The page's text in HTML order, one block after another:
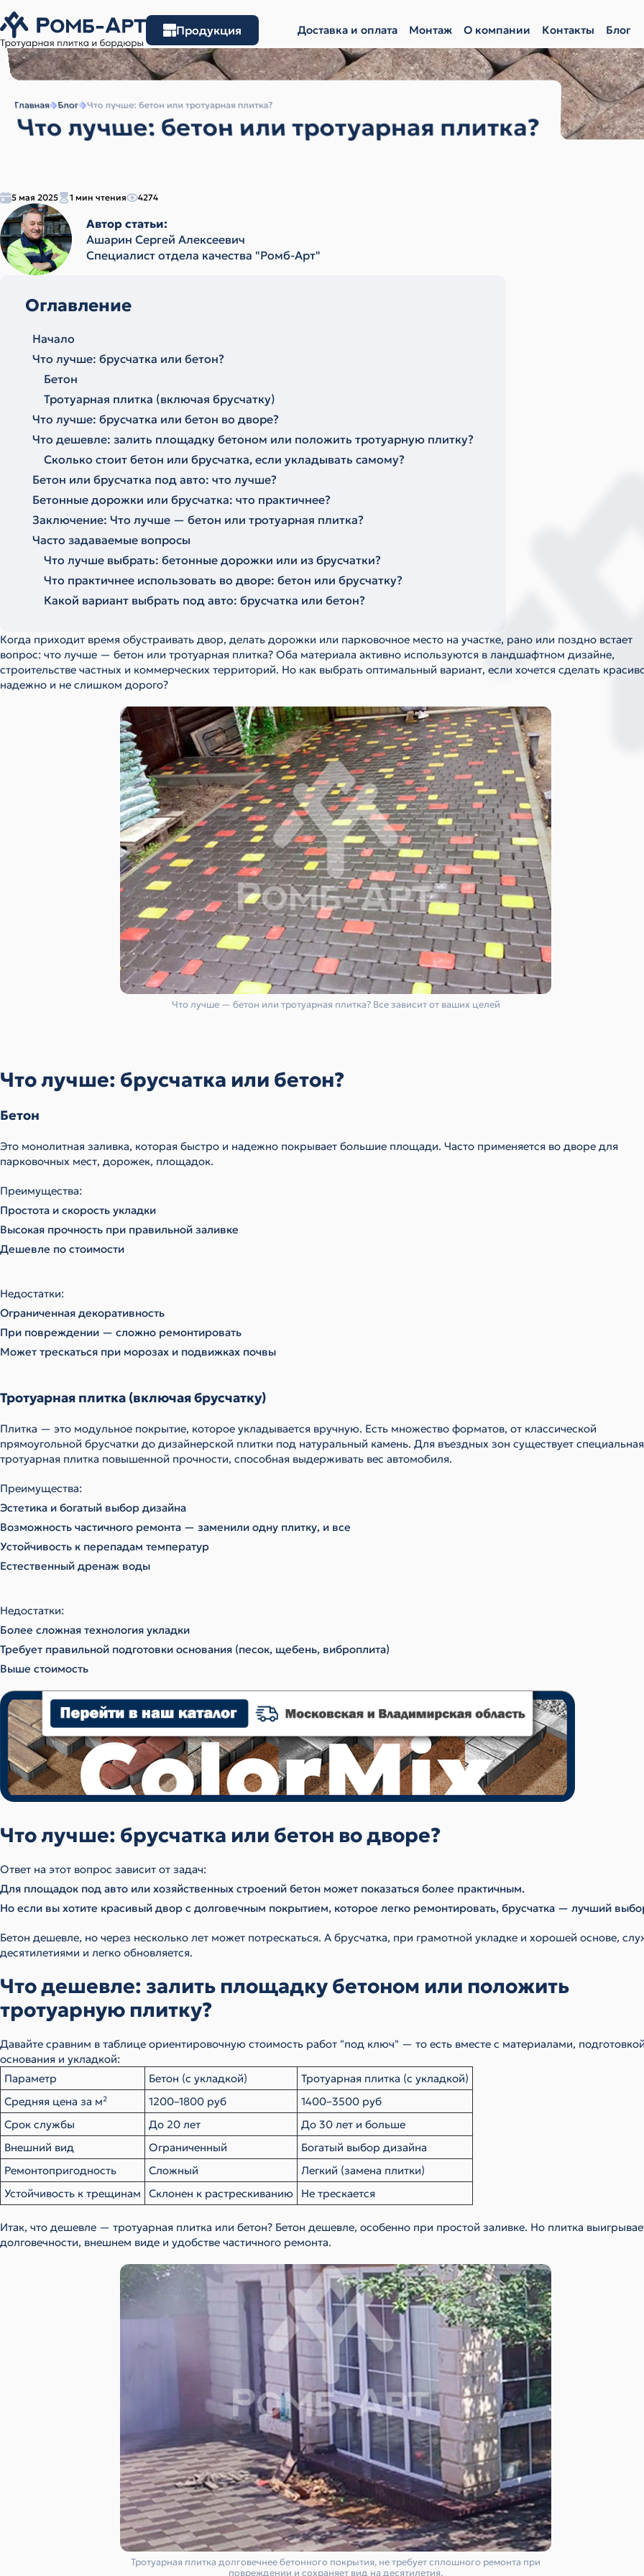
Продукция Доставка и оплата Монтаж О компании Контакты Блог
Главная Блог Что лучше: бетон или тротуарная плитка?
Что лучше: бетон или тротуарная плитка?
5 мая 2025 1 мин чтения 4274
Автор статьи:
Ашарин Сергей Алексеевич
Cпециалист отдела качества "Ромб-Арт"
Оглавление
Начало
Что лучше: брусчатка или бетон?
Бетон
Тротуарная плитка (включая брусчатку)
Что лучше: брусчатка или бетон во дворе?
Что дешевле: залить площадку бетоном или положить тротуарную плитку?
Сколько стоит бетон или брусчатка, если укладывать самому?
Бетон или брусчатка под авто: что лучше?
Бетонные дорожки или брусчатка: что практичнее?
Заключение: Что лучше — бетон или тротуарная плитка?
Часто задаваемые вопросы
Что лучше выбрать: бетонные дорожки или из брусчатки?
Что практичнее использовать во дворе: бетон или брусчатку?
Какой вариант выбрать под авто: брусчатка или бетон?
Когда приходит время обустраивать двор, делать дорожки или парковочное место на участке, рано или поздно встает
вопрос: что лучше — бетон или тротуарная плитка? Оба материала активно используются в ландшафтном дизайне,
строительстве частных и коммерческих территорий. Но как выбрать оптимальный вариант, если хочется сделать
надежно и не слишком дорого?
Что лучше — бетон или тротуарная плитка? Все зависит от ваших целей
Что лучше: брусчатка или бетон?
Бетон
Это монолитная заливка, которая быстро и надежно покрывает большие площади. Часто применяется во дворе для
парковочных мест, дорожек, площадок.
Преимущества:
Простота и скорость укладки
Высокая прочность при правильной заливке
Дешевле по стоимости
Недостатки:
Ограниченная декоративность
При повреждении — сложно ремонтировать
Может трескаться при морозах и подвижках почвы
Тротуарная плитка (включая брусчатку)
Плитка — это модульное покрытие, которое укладывается вручную. Есть множество форматов, от классической
прямоугольной брусчатки до дизайнерской плитки под натуральный камень. Для въездных зон существует специальная
тротуарная плитка повышенной прочности, способная выдерживать вес автомобиля.
Преимущества:
Эстетика и богатый выбор дизайна
Возможность частичного ремонта — заменили одну плитку, и все
Устойчивость к перепадам температур
Естественный дренаж воды
Недостатки:
Более сложная технология укладки
Требует правильной подготовки основания (песок, щебень, виброплита)
Выше стоимость
Что лучше: брусчатка или бетон во дворе?
Ответ на этот вопрос зависит от задач:
Для площадок под авто или хозяйственных строений бетон может показаться более практичным.
Но если вы хотите красивый двор с долговечным покрытием, которое легко ремонтировать, брусчатка — лучший
Бетон дешевле, но через несколько лет может потрескаться. А брусчатка, при грамотной укладке и хорошей основе,
десятилетиями и легко обновляется.
Что дешевле: залить площадку бетоном или положить
тротуарную плитку?
Давайте сравним в таблице ориентировочную стоимость работ "под ключ" — то есть вместе с материалами,
основания и укладкой:
Параметр
Бетон (с укладкой)
Тротуарная плитка (с укладкой)
Средняя цена за м²
1200–1800 руб
1400–3500 руб
Срок службы
До 20 лет
До 30 лет и больше
Внешний вид
Ограниченный
Богатый выбор дизайна
Ремонтопригодность
Сложный
Легкий (замена плитки)
Устойчивость к трещинам
Склонен к растрескиванию Не трескается
Итак, что дешевле — тротуарная плитка или бетон? Бетон дешевле, особенно при простой заливке. Но плитка
долговечности, внешнем виде и удобстве частичного ремонта.
Тротуарная плитка долговечнее бетонного покрытия, не требует сплошного ремонта при
повреждении и сохраняет вид на десятилетия.